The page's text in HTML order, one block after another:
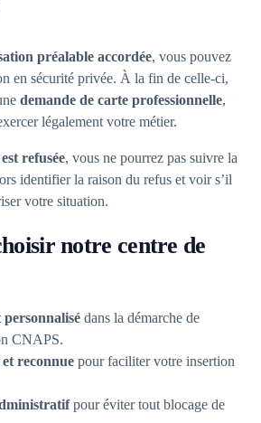
préalable accordée, vous pouvez
en sécurité privée. À la fin de celle-ci,
demande de carte professionnelle,
légalement votre métier.
refusée, vous ne pourrez pas suivre la
identifier la raison du refus et voir s’il
votre situation.
notre centre de
dans la démarche de
CNAPS.
reconnue pour faciliter votre insertion
pour éviter tout blocage de